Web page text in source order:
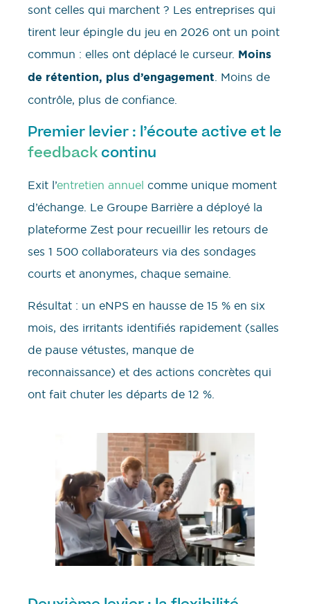
sont celles qui marchent ? Les entreprises qui
tirent leur épingle du jeu en 2026 ont un point
commun : elles ont déplacé le curseur. Moins
de rétention, plus d’engagement. Moins de
contrôle, plus de confiance.
Premier levier : l’écoute active et le
feedback continu
Exit l’entretien annuel comme unique moment
d’échange. Le Groupe Barrière a déployé la
plateforme Zest pour recueillir les retours de
ses 1 500 collaborateurs via des sondages
courts et anonymes, chaque semaine.
Résultat : un eNPS en hausse de 15 % en six
mois, des irritants identifiés rapidement (salles
de pause vétustes, manque de
reconnaissance) et des actions concrètes qui
ont fait chuter les départs de 12 %.